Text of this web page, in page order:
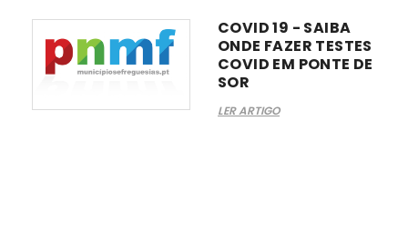
COVID 19 - SAIBA
ONDE FAZER TESTES
COVID EM PONTE DE
SOR
LER ARTIGO